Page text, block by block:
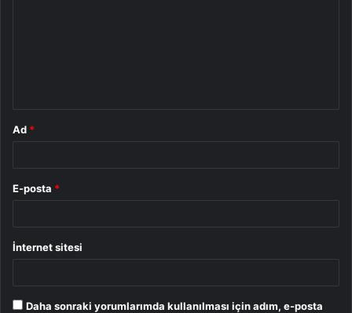
Ad *
E-posta *
İnternet sitesi
Daha sonraki yorumlarımda kullanılması için adım, e-posta